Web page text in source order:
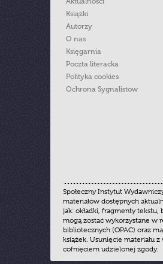
Książki
Autorzy
O nas
Księgarnia
Poczta literacka
Polityka cookies
Ochrona Sygnalistow
Społeczny Instytut
materiałów dostępnych
jak: okładki, fragmenty tekstu,
mogą zostać wykorzystane w
bibliotecznych (OPAC) oraz
książek. Usunięcie materiału
cofnięciem udzielonej zgody.